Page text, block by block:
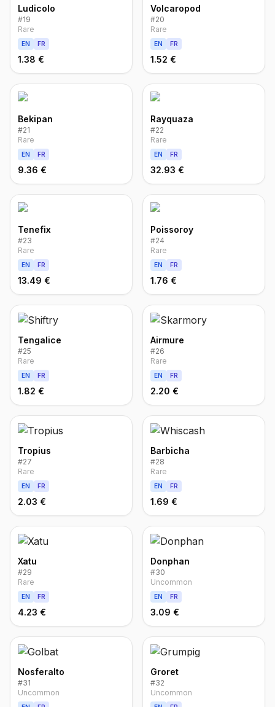
Ludicolo
#19
Rare
EN FR
1.38 €
Volcaropod
#20
Rare
EN FR
1.52 €
Bekipan
#21
Rare
EN FR
9.36 €
Rayquaza
#22
Rare
EN FR
32.93 €
Tenefix
#23
Rare
EN FR
13.49 €
Poissoroy
#24
Rare
EN FR
1.76 €
Tengalice
#25
Rare
EN FR
1.82 €
Airmure
#26
Rare
EN FR
2.20 €
Tropius
#27
Rare
EN FR
2.03 €
Barbicha
#28
Rare
EN FR
1.69 €
Xatu
#29
Rare
EN FR
4.23 €
Donphan
#30
Uncommon
EN FR
3.09 €
Nosferalto
#31
Uncommon
Groret
#32
Uncommon